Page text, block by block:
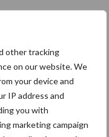
other tracking
on our website. We
your device and
IP address and
you with
marketing campaign
van CRV 10.000
open dag gevierd.
220 van haar tiende
melk. “Ze loopt altijd
“Ze is de baas over